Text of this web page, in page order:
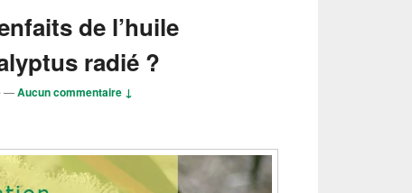
de l’huile
radié ?
—Aucun commentaire ↓